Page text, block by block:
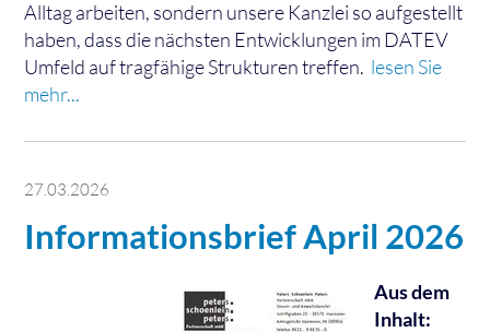
Alltag arbeiten, sondern unsere Kanzlei so aufgestellt
haben, dass die nächsten Entwicklungen im DATEV
Umfeld auf tragfähige Strukturen treffen. lesen Sie
mehr...
27.03.2026
Informationsbrief April 2026
Aus dem
Inhalt: